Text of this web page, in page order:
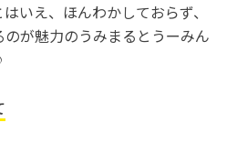
いえ、ほんわかしておらず、
が魅力のうみまるとうーみん